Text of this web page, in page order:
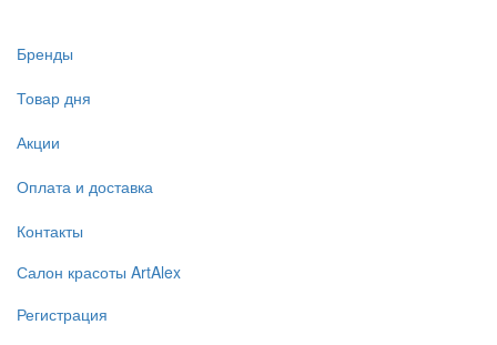
Бренды
Товар дня
Акции
Оплата и доставка
Контакты
Салон красоты ArtAlex
Регистрация